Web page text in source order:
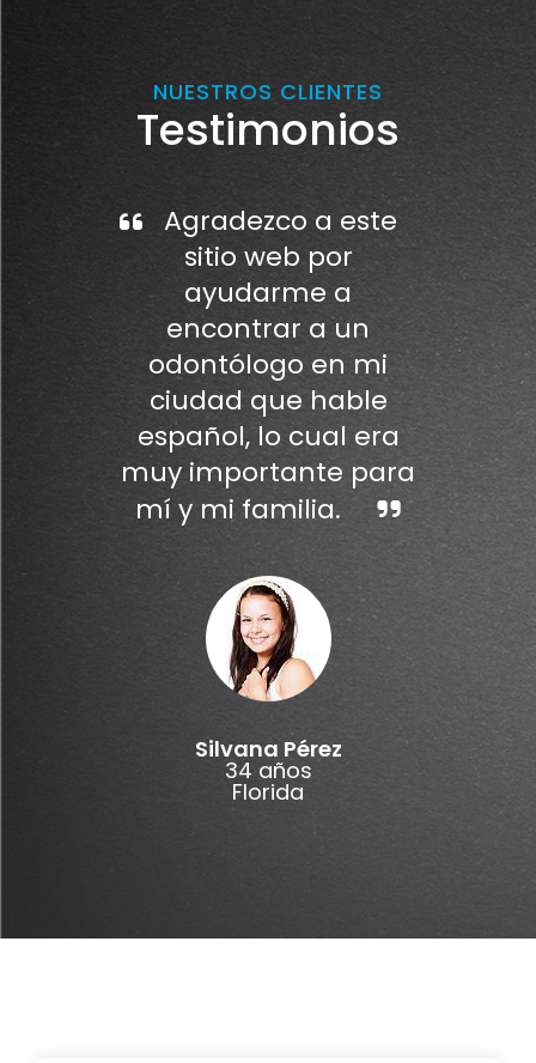
NUESTROS CLIENTES
Testimonios
Agradezco a este
sitio web por
ayudarme a
encontrar a un
odontólogo en mi
ciudad que hable
español, lo cual era
muy importante para
mí y mi familia.
Silvana Pérez
34 años
Florida